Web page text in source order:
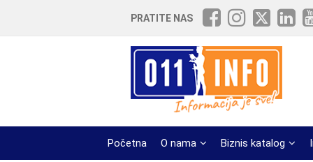
PRATITE NAS
Početna O nama Biznis katalog